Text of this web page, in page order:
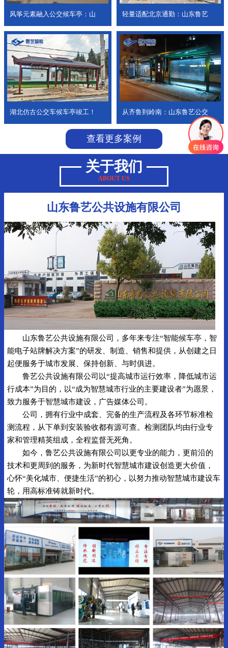
风筝元素融入公交候车亭：山 轻量适配北京通勤：山东鲁艺
湖北仿古公交车候车亭竣工！ 从齐鲁到岭南：山东鲁艺公交
查看更多案例
关于我们
ABOUT US
山东鲁艺公共设施有限公司
山东鲁艺公共设施有限公司，多年来专注“智能候车亭，智
能电子站牌解决方案”的研发、制造、销售和提供，从创建之日
起便服务于城市发展、保持创新、与时俱进。
鲁艺公共设施有限公司以“提高城市运行效率，降低城市运
行成本”为目的，以“成为智慧城市行业的主要建设者”为愿景，
致力服务于智慧城市建设，广告媒体公司。
公司，拥有行业中成套、完备的生产流程及各环节标准检
测流程，从下单到安装验收都有源可查。检测团队均由行业专
家和管理精英组成，全程监督无死角。
如今，鲁艺公共设施有限公司以更专业的能力，更前沿的
技术和更周到的服务，为新时代智慧城市建设创造更大价值，
心怀“美化城市、便捷生活”的初心，以努力推动智慧城市建设车
轮，用高标准铸就新时代。